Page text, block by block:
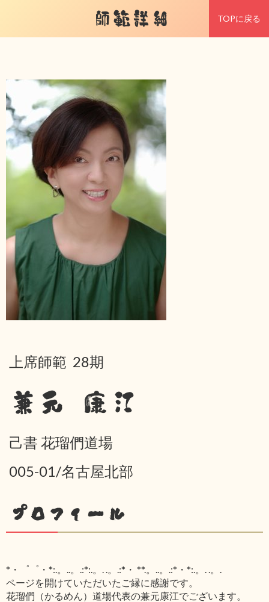
師範詳細 TOPに戻る
上席師範 28期
兼元 康江
己書 花瑠們道場
005-01/名古屋北部
プロフィール
*・゜゜・*:.。..。.:*:.。. .。.:*・ **.。..。.:*・*:.。. .。.
ページを開けていただいたご縁に感謝です。
花瑠們（かるめん）道場代表の兼元康江でございます。